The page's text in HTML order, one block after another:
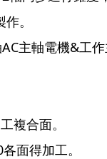
。
主軸電機&工
複合面。
面得加工。